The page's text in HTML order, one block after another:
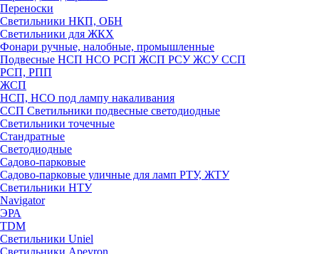
Переноски
Светильники НКП, ОБН
Светильники для ЖКХ
Фонари ручные, налобные, промышленные
Подвесные НСП НСО РСП ЖСП РСУ ЖСУ ССП
РСП, РПП
ЖСП
НСП, НСО под лампу накаливания
ССП Светильники подвесные светодиодные
Светильники точечные
Стандратные
Светодиодные
Садово-парковые
Садово-парковые уличные для ламп РТУ, ЖТУ
Светильники НТУ
Navigator
ЭРА
TDM
Светильники Uniel
Светильники Apeyron